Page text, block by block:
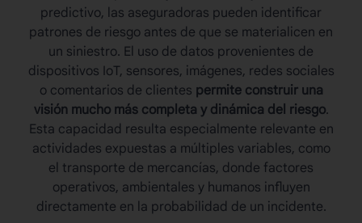
predictivo, las aseguradoras pueden identificar
patrones de riesgo antes de que se materialicen en
un siniestro. El uso de datos provenientes de
dispositivos IoT, sensores, imágenes, redes sociales
o comentarios de clientes permite construir una
visión mucho más completa y dinámica del riesgo.
Esta capacidad resulta especialmente relevante en
actividades expuestas a múltiples variables, como
el transporte de mercancías, donde factores
operativos, ambientales y humanos influyen
directamente en la probabilidad de un incidente.